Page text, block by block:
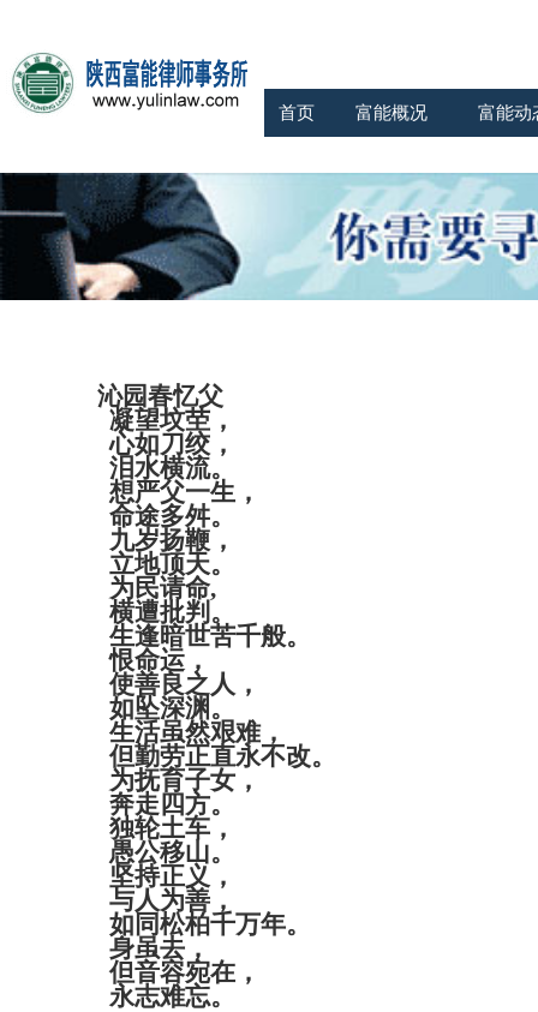
首页 富能概况 富能动
沁园春忆父
凝望坟茔，
心如刀绞，
泪水横流。
想严父一生，
命途多舛。
九岁扬鞭，
立地顶天。
为民请命,
横遭批判。
生逢暗世苦千般。
恨命运，
使善良之人，
如坠深渊。
生活虽然艰难，
但勤劳正直永不改。
为抚育子女，
奔走四方。
独轮土车，
愚公移山。
坚持正义，
与人为善，
如同松柏千万年。
身虽去，
但音容宛在，
永志难忘。